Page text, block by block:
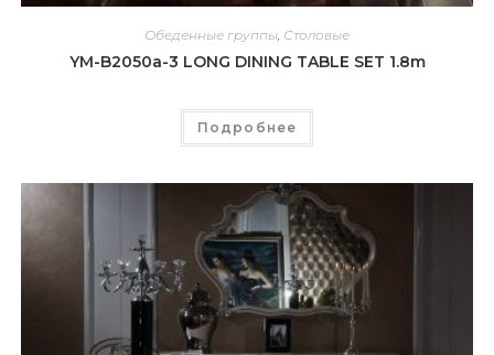
Обеденные группы, Столовые
YM-B2050a-3 LONG DINING TABLE SET 1.8m
Подробнее